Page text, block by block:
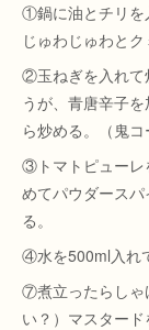
①鍋に油とチリを
じゅわじゅわと
②玉ねぎを入れて
うが、青唐辛子
ら炒める。（鬼コ
③トマトピューレ
めてパウダース
る。
④水を500ml入れ
⑦煮立ったらしゃ
い？）マスター